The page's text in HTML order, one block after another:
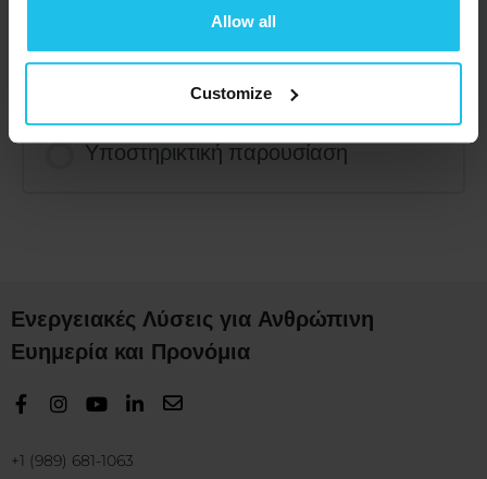
Allow all
Customize
Παρακολουθήστε τώρα
Υποστηρικτική παρουσίαση
Ενεργειακές Λύσεις για Ανθρώπινη
Ευημερία και Προνόμια
+1 (989) 681-1063